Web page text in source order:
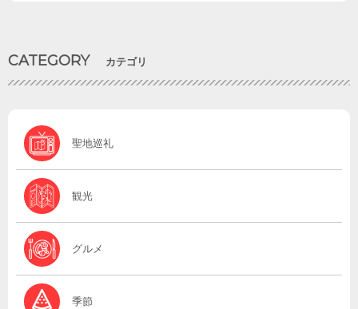
CATEGORY カテゴリ
聖地巡礼
観光
グルメ
季節